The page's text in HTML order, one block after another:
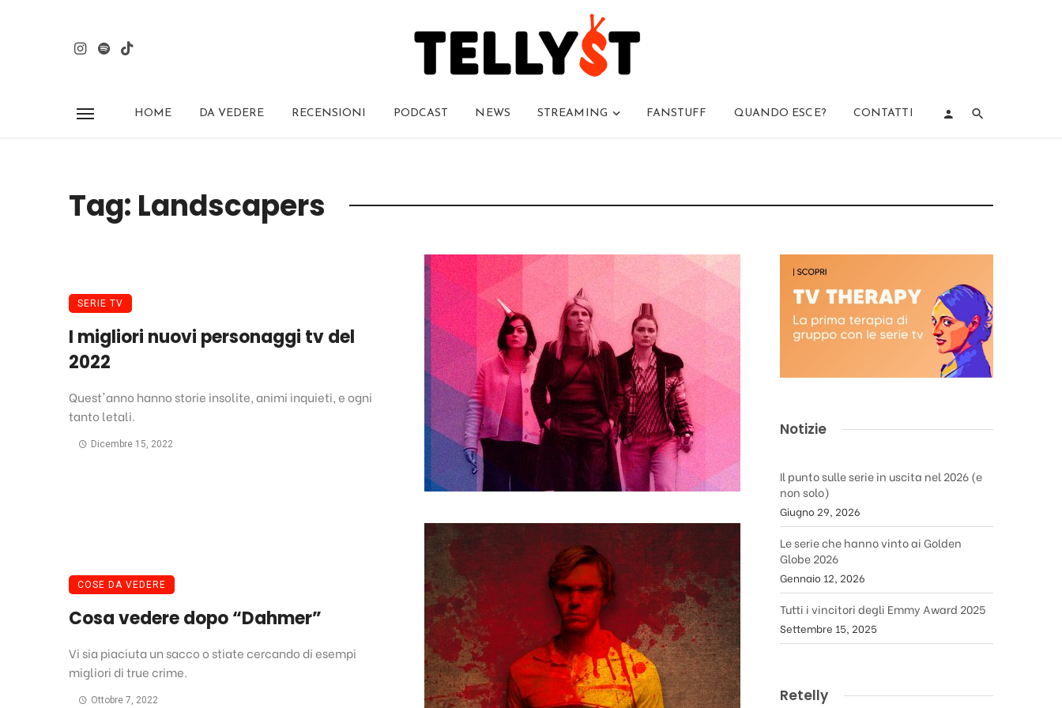
HOME DA VEDERE RECENSIONI PODCAST NEWS STREAMING FANSTUFF QUANDO ESCE? CONTATTI
Tag: Landscapers
SERIE TV
I migliori nuovi personaggi tv del
2022
Quest'anno hanno storie insolite, animi inquieti, e ogni
tanto letali.
Dicembre 15, 2022
COSE DA VEDERE
Cosa vedere dopo “Dahmer”
Vi sia piaciuta un sacco o stiate cercando di esempi
migliori di true crime.
Ottobre 7, 2022
Notizie
Il punto sulle serie in uscita nel 2026 (e
non solo)
Giugno 29, 2026
Le serie che hanno vinto ai Golden
Globe 2026
Gennaio 12, 2026
Tutti i vincitori degli Emmy Award 2025
Settembre 15, 2025
Retelly